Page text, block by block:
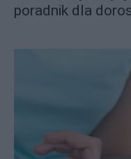
poradnik dla